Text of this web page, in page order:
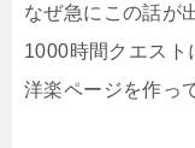
なぜ急にこの話が
1000時間クエスト
洋楽ページを作っ